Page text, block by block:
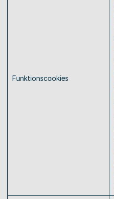
Funktionscookies